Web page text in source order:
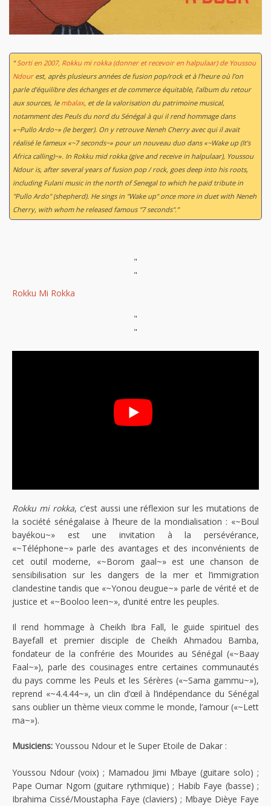
“Sorti en 2007, Rokku mi rokka(donner et recevoir en halpulaar) de Youssou
Ndourest, après plusieurs années de fusion pop/rock et à l’heure où l’on
parle d’équilibre des échanges et de commerce équitable, l’album du retour
aux sources, le mbalax, et de la valorisation du patrimoine musical,
notamment des Peuls du nord du Sénégal à qui il rend hommage dans
«~Pullo Ardo~» (le berger). On y retrouve Neneh Cherry avec qui il avait
réalisé le fameux «~7 seconds~» pour un nouveau duo dans «~Wake up (It’s
Africa calling)~». In Rokku mid rokka(give and receive in halpulaar), Youssou
Ndour is, after several years of fusion pop / rock, goes deep into his roots,
including Fulani music in the north of Senegal to which he paid tribute in
"Pullo Ardo" (shepherd). He sings in "Wake up" once more in duet with Neneh
Cherry, with whom he released famous "7 seconds".”
"
"
Rokku Mi Rokka
"
"
Rokku mi rokka, c’est aussi une réflexion sur les mutations de
la société sénégalaise à l’heure de la mondialisation : «~Boul
bayékou~» est une invitation à la persévérance,
«~Téléphone~» parle des avantages et des inconvénients de
cet outil moderne, «~Borom gaal~» est une chanson de
sensibilisation sur les dangers de la mer et l’immigration
clandestine tandis que «~Yonou deugue~» parle de vérité et de
justice et «~Booloo leen~», d’unité entre les peuples.
Il rend hommage à Cheikh Ibra Fall, le guide spirituel des
Bayefall et premier disciple de Cheikh Ahmadou Bamba,
fondateur de la confrérie des Mourides au Sénégal («~Baay
Faal~»), parle des cousinages entre certaines communautés
du pays comme les Peuls et les Sérères («~Sama gammu~»),
reprend «~4.4.44~», un clin d’œil à l’indépendance du Sénégal
sans oublier un thème vieux comme le monde, l’amour («~Lett
ma~»).
Musiciens: Youssou Ndour et le Super Etoile de Dakar :
Youssou Ndour (voix) ; Mamadou Jimi Mbaye (guitare solo) ;
Pape Oumar Ngom (guitare rythmique) ; Habib Faye (basse) ;
Ibrahima Cissé/Moustapha Faye (claviers) ; Mbaye Dièye Faye